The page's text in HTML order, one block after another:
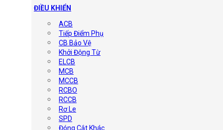
ĐIỀU KHIỂN
ACB
Tiếp Điểm Phụ
CB Bảo Vệ
Khởi Động Từ
ELCB
MCB
MCCB
RCBO
RCCB
Rơ Le
SPD
Đóng Cắt Khác